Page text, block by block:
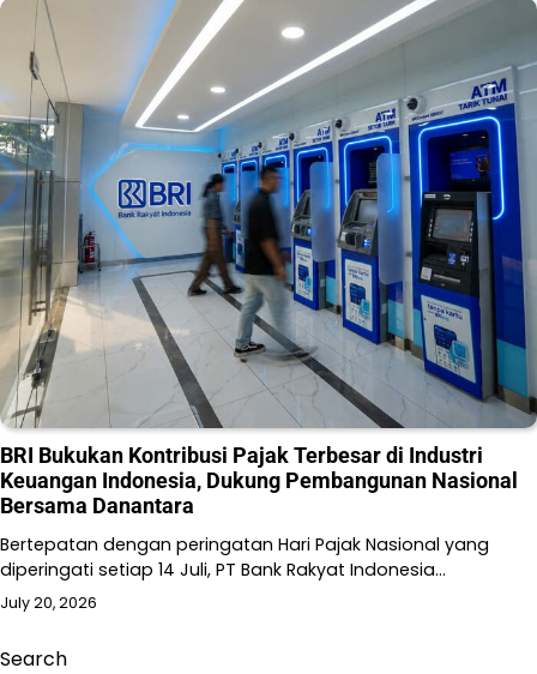
BRI Bukukan Kontribusi Pajak Terbesar di Industri
Keuangan Indonesia, Dukung Pembangunan Nasional
Bersama Danantara
Bertepatan dengan peringatan Hari Pajak Nasional yang
diperingati setiap 14 Juli, PT Bank Rakyat Indonesia…
July 20, 2026
Search